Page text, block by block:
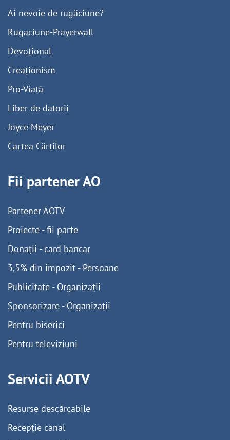
Ai nevoie de rugăciune?
Rugaciune-Prayerwall
Devoțional
Creaționism
Pro-Viață
Liber de datorii
Joyce Meyer
Cartea Cărților
Fii partener AO
Partener AOTV
Proiecte - fii parte
Donații - card bancar
3,5% din impozit - Persoane
Publicitate - Organizații
Sponsorizare - Organizații
Pentru biserici
Pentru televiziuni
Servicii AOTV
Resurse descărcabile
Recepție canal